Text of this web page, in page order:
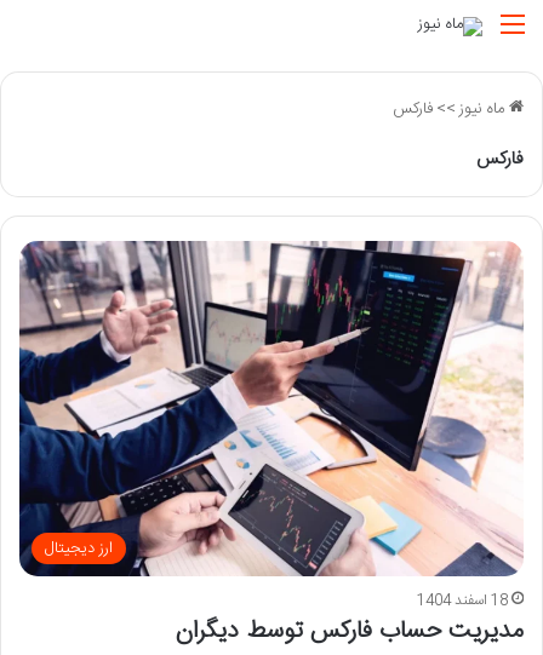
منو
ماه نیوز>>فارکس
فارکس
ارز دیجیتال
18 اسفند 1404
مدیریت حساب فارکس توسط دیگران